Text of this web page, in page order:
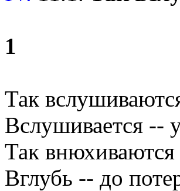
1
Так
Вслушивается --
Так внюхиваются
Вглубь -- до